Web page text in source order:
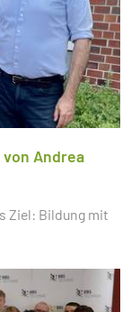
Andrea
Ziel: Bildung mit